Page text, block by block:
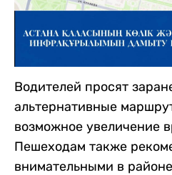
Водителей просят
альтернативные
возможное увеличение
Пешеходам также
внимательными в